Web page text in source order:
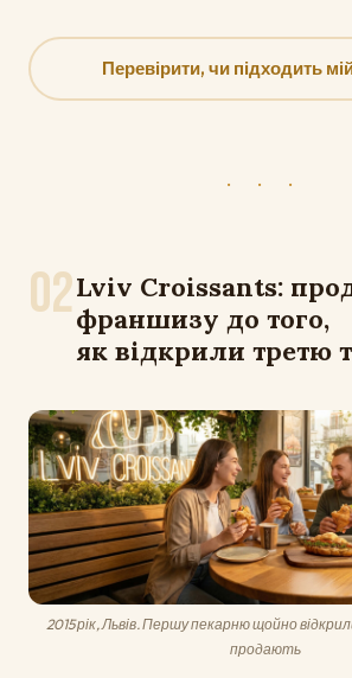
Перевірити, чи підходить
· · ·
02Lviv Croissants:
франшизу до того,
як відкрили третю
2015 рік, Львів. Першу пекарню щойно
продають